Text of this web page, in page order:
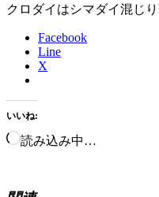
クロダイはシマダイ混じ
Facebook
Line
X
いいね:
読み込み中…